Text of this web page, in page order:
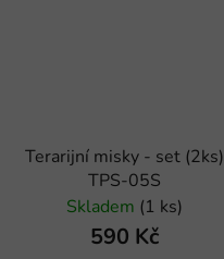
Terarijní misky - set (2ks)
TPS-05S
Skladem (1 ks)
590 Kč